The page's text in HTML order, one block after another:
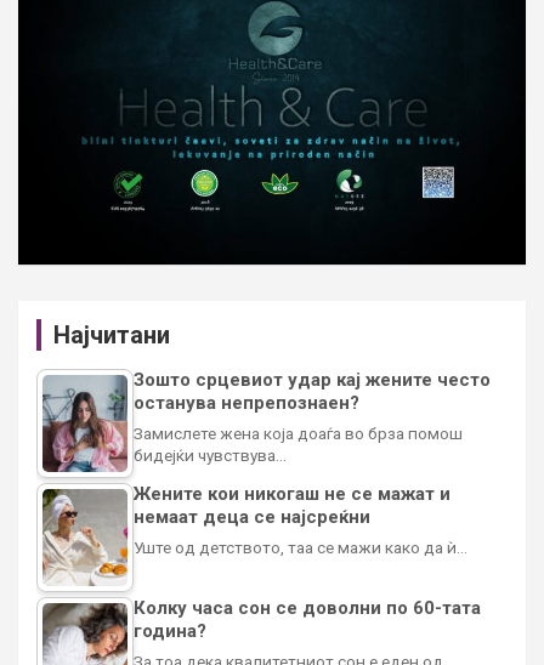
Најчитани
Зошто срцевиот удар кај жените често
останува непрепознаен?
Замислете жена која доаѓа во брза помош
бидејќи чувствува…
Жените кои никогаш не се мажат и
немаат деца се најсреќни
Уште од детството, таа се мажи како да ѝ…
Колку часа сон се доволни по 60-тата
година?